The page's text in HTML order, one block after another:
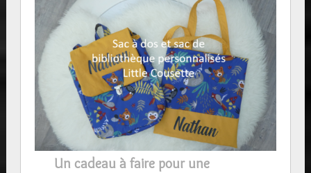
Un cadeau à faire pour une